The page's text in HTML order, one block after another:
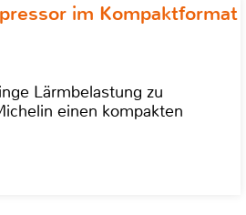
im Kompaktformat
Lärmbelastung zu
einen kompakten